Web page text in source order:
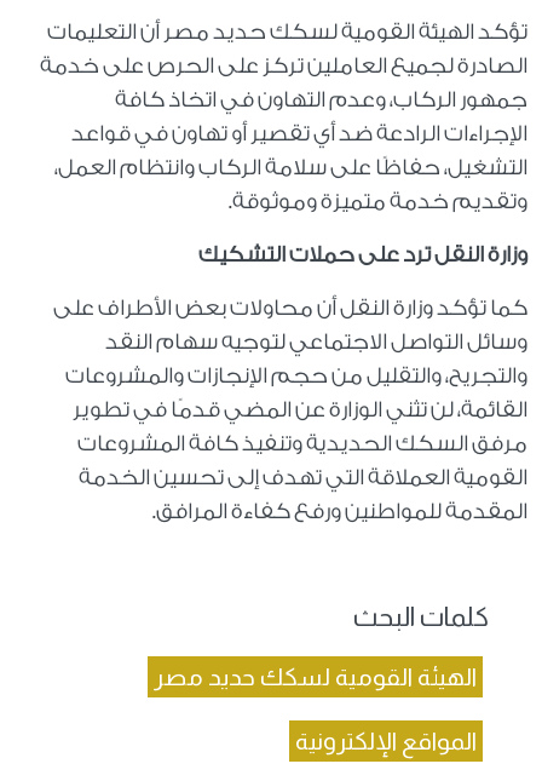
تؤكد الهيئة القومية لسكك حديد مصر أن التعليمات
الصادرة لجميع العاملين تركز على الحرص على خدمة
جمهور الركاب، وعدم التهاون في اتخاذ كافة
الإجراءات الرادعة ضد أي تقصير أو تهاون في قواعد
التشغيل، حفاظًا على سلامة الركاب وانتظام العمل،
وتقديم خدمة متميزة وموثوقة.
وزارة النقل ترد على حملات التشكيك
كما تؤكد وزارة النقل أن محاولات بعض الأطراف على
وسائل التواصل الاجتماعي لتوجيه سهام النقد
والتجريح، والتقليل من حجم الإنجازات والمشروعات
القائمة، لن تثني الوزارة عن المضي قدمًا في تطوير
مرفق السكك الحديدية وتنفيذ كافة المشروعات
القومية العملاقة التي تهدف إلى تحسين الخدمة
المقدمة للمواطنين ورفع كفاءة المرافق.
كلمات البحث
الهيئة القومية لسكك حديد مصر
المواقع الإلكترونية